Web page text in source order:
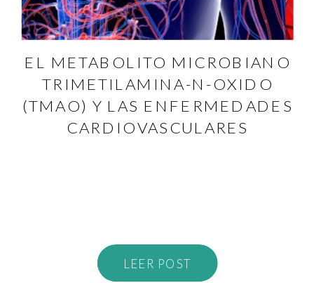
EL METABOLITO MICROBIANO
TRIMETILAMINA-N-OXIDO
(TMAO) Y LAS ENFERMEDADES
CARDIOVASCULARES
LEER POST